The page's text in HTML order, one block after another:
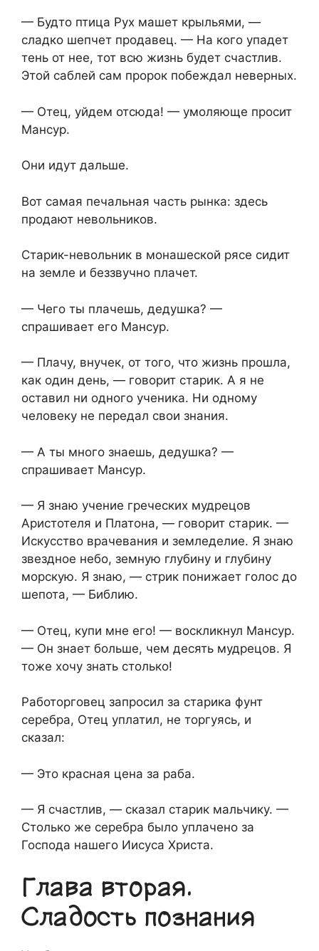
— Будто птица Рух машет крыльями, —
сладко шепчет продавец. — На кого упадет
тень от нее, тот всю жизнь будет счастлив.
Этой саблей сам пророк побеждал неверных.
— Отец, уйдем отсюда! — умоляюще просит
Мансур.
Они идут дальше.
Вот самая печальная часть рынка: здесь
продают невольников.
Старик-невольник в монашеской рясе сидит
на земле и беззвучно плачет.
— Чего ты плачешь, дедушка? —
спрашивает его Мансур.
— Плачу, внучек, от того, что жизнь прошла,
как один день, — говорит старик. А я не
оставил ни одного ученика. Ни одному
человеку не передал свои знания.
— А ты много знаешь, дедушка? —
спрашивает Мансур.
— Я знаю учение греческих мудрецов
Аристотеля и Платона, — говорит старик. —
Искусство врачевания и земледелие. Я знаю
звездное небо, земную глубину и глубину
морскую. Я знаю, — стрик понижает голос до
шепота, — Библию.
— Отец, купи мне его! — воскликнул Мансур.
— Он знает больше, чем десять мудрецов. Я
тоже хочу знать столько!
Работорговец запросил за старика фунт
серебра, Отец уплатил, не торгуясь, и
сказал:
— Это красная цена за раба.
— Я счастлив, — сказал старик мальчику. —
Столько же серебра было уплачено за
Господа нашего Иисуса Христа.
Глава вторая.
Сладость познания